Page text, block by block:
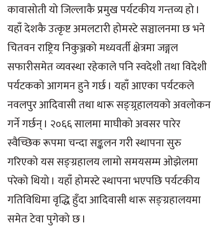
कावासोती यो जिल्लाकै प्रमुख पर्यटकीय गन्तव्य हो ।
यहाँ देशकै उत्कृष्ट अमलटारी होमस्टे सञ्चालनमा छ भने
चितवन राष्ट्रिय निकुञ्जको मध्यवर्ती क्षेत्रमा जङ्गल
सफारीसमेत व्यवस्था रहेकाले पनि स्वदेशी तथा विदेशी
पर्यटकको आगमन हुने गर्छ । यहाँ आएका पर्यटकले
नवलपुर आदिवासी तथा थारू सङ्ग्र्रहालयको अवलोकन
गर्ने गर्छन् । २०६६ सालमा माघीको अवसर पारेर
स्वैच्छिक रूपमा चन्दा सङ्कलन गरी स्थापना सुरु
गरिएको यस सङ्ग्रहालय लामो समयसम्म ओझेलमा
परेको थियो । यहाँ होमस्टे स्थापना भएपछि पर्यटकीय
गतिविधिमा वृद्धि हुँदा आदिवासी थारू सङ्ग्रहालयमा
समेत टेवा पुगेको छ ।